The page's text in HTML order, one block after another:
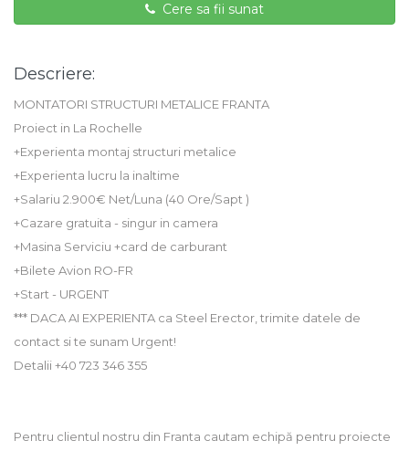
Cere sa fii sunat
Descriere:
MONTATORI STRUCTURI METALICE FRANTA
Proiect in La Rochelle
+Experienta montaj structuri metalice
+Experienta lucru la inaltime
+Salariu 2.900€ Net/Luna (40 Ore/Sapt )
+Cazare gratuita - singur in camera
+Masina Serviciu +card de carburant
+Bilete Avion RO-FR
+Start - URGENT
*** DACA AI EXPERIENTA ca Steel Erector, trimite datele de
contact si te sunam Urgent!
Detalii +40 723 346 355
Pentru clientul nostru din Franta cautam echipă pentru proiecte